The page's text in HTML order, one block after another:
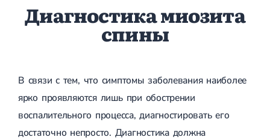
Диагностика миозита
спины
В связи с тем, что симптомы заболевания наиболее
ярко проявляются лишь при обострении
воспалительного процесса, диагностировать его
достаточно непросто. Диагностика должна